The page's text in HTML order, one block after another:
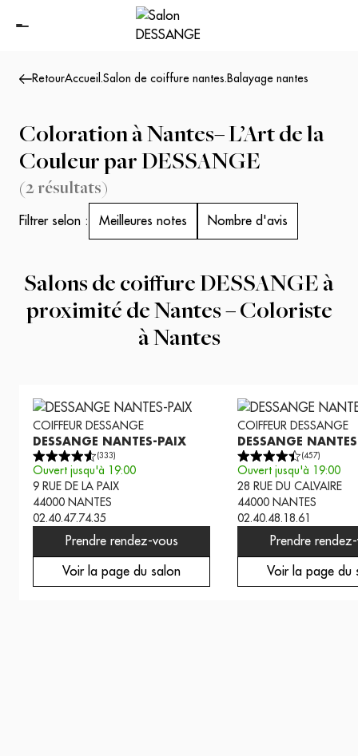
RetourAccueil .Salon de coiffure nantes. Balayage nantes
Coloration à Nantes– L’Art de la
Couleur par DESSANGE
(2 résultats)
Filtrer selon : Meilleures notes Nombre d'avis
Salons de coiffure DESSANGE à
proximité de Nantes – Coloriste
à Nantes
COIFFEUR DESSANGE
DESSANGE NANTES-PAIX
(333)
Ouvert jusqu'à 19:00
9 RUE DE LA PAIX
44000 NANTES
02.40.47.74.35
Prendre rendez-vous
Voir la page du salon
COIFFEUR DESSANGE
DESSANGE NANTES
(457)
Ouvert jusqu'à 19:00
28 RUE DU CALVAIRE
44000 NANTES
02.40.48.18.61
Prendre
Voir la page du